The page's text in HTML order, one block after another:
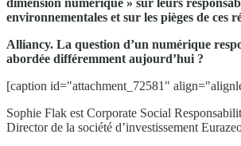
dimension numérique » sur leurs
environnementales et sur les pièges de ces
Alliancy. La question d’un numérique
abordée différemment aujourd’hui ?
[caption id="attachment_72581"
Sophie Flak est Corporate Social
Director de la société d’investissement